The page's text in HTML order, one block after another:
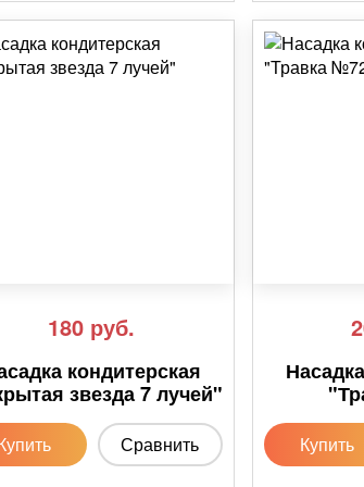
180 руб.
кондитерская
звезда 7 лучей"
Сравнить Купить